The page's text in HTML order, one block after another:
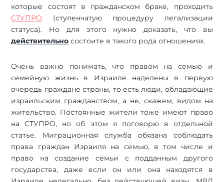
которые состоят в гражданском браке, проходить
СТУПРО (ступенчатую процедуру легализации
статуса). Но для этого нужно доказать, что вы
действительно состоите в такого рода отношениях.
Очень важно понимать, что правом на семью и
семейную жизнь в Израиле наделены в первую
очередь граждане страны, то есть люди, обладающие
израильским гражданством, а не, скажем, видом на
жительство. Постоянные жители тоже имеют право
на СТУПРО, но об этом я поговорю в отдельной
статье. Миграционная служба обязана соблюдать
права граждан Израиля на семью, в том числе и
право на создание семьи с подданным другого
государства, даже если он или она находятся в